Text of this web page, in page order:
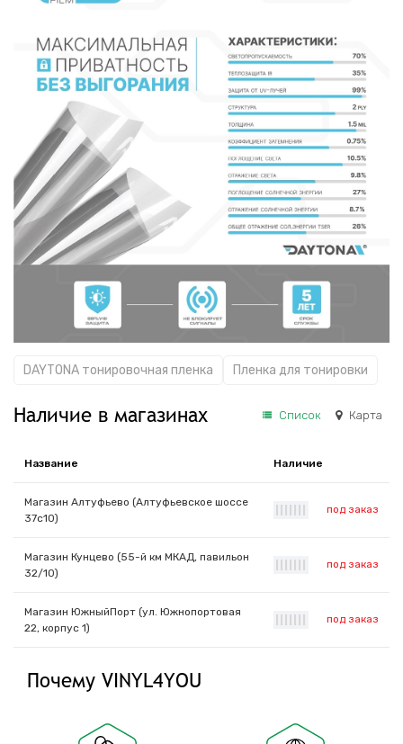
DAYTONA тонировочная пленка Пленка для тонировки
Наличие в магазинах Список Карта
Название Наличие
Магазин Алтуфьево (Алтуфьевское шоссе
37с10)
под заказ
Магазин Кунцево (55-й км МКАД, павильон
32/10)
под заказ
Магазин ЮжныйПорт (ул. Южнопортовая
22, корпус 1)
под заказ
Почему VINYL4YOU